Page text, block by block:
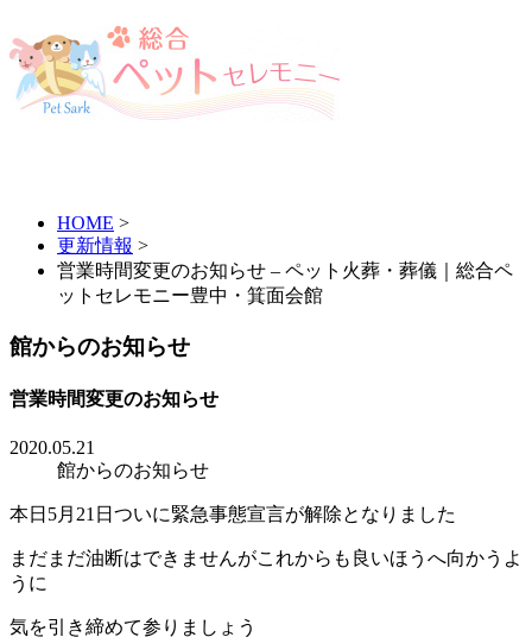
HOME >
更新情報 >
営業時間変更のお知らせ – ペット火葬・葬儀｜総合ペ
ットセレモニー豊中・箕面会館
館からのお知らせ
営業時間変更のお知らせ
2020.05.21
館からのお知らせ
本日5月21日ついに緊急事態宣言が解除となりました
まだまだ油断はできませんがこれからも良いほうへ向かうよ
うに
気を引き締めて参りましょう